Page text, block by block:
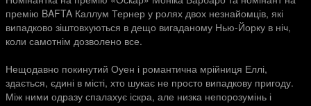
премію BAFTA Каллум Тернер у ролях двох незнайомців, які
випадково зіштовхуються в дещо вигаданому Нью-Йорку в ніч,
коли самотнім дозволено все.
Нещодавно покинутий Оуен і романтична мрійниця Еллі,
здається, єдині в місті, хто шукає не просто випадкову пригоду.
Між ними одразу спалахує іскра, але низка непорозумінь і